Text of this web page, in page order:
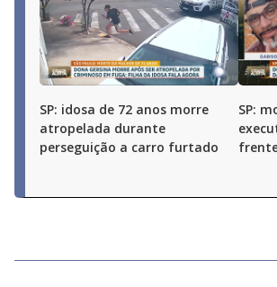
SP: idosa de 72 anos morre
atropelada durante
perseguição a carro furtado
SP: